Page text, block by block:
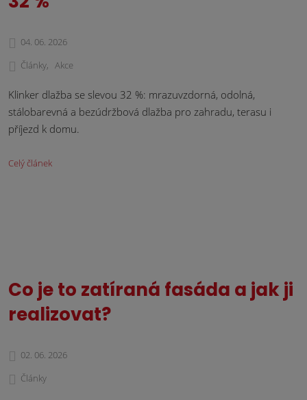
04. 06. 2026
Články
Akce
Klinker dlažba se slevou 32 %: mrazuvzdorná, odolná,
stálobarevná a bezúdržbová dlažba pro zahradu, terasu i
příjezd k domu.
Celý článek
Co je to zatíraná fasáda a jak ji
realizovat?
02. 06. 2026
Články